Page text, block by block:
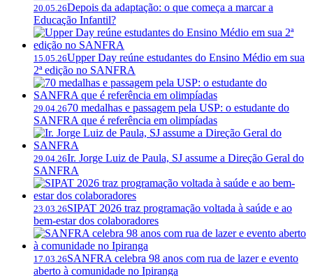
20.05.26Depois da adaptação: o que começa a marcar a
Educação Infantil?
15.05.26Upper Day reúne estudantes do Ensino Médio em sua
2ª edição no SANFRA
29.04.2670 medalhas e passagem pela USP: o estudante do
SANFRA que é referência em olimpíadas
29.04.26Ir. Jorge Luiz de Paula, SJ assume a Direção Geral do
SANFRA
23.03.26SIPAT 2026 traz programação voltada à saúde e ao
bem-estar dos colaboradores
17.03.26SANFRA celebra 98 anos com rua de lazer e evento
aberto à comunidade no Ipiranga